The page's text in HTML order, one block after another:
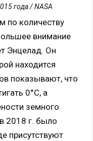
года / NASA
по количеству
внимание
Энцелад. Он
находится
показывают, что
0°С, а
земного
2018 г. было
присутствуют